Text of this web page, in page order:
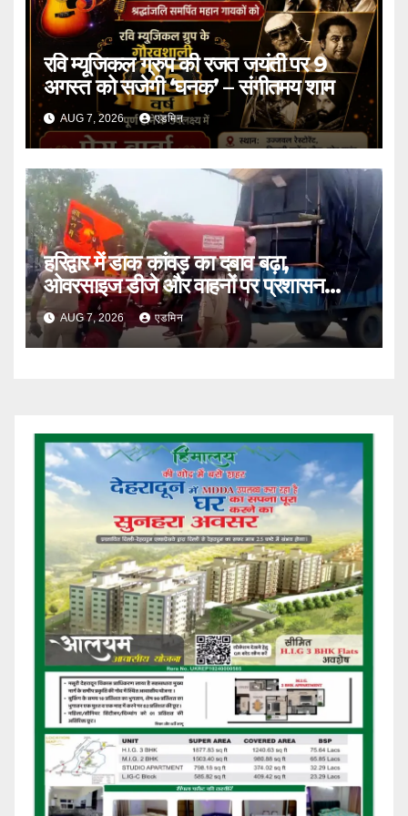
रवि म्यूजिकल ग्रुप की रजत जयंती पर 9
अगस्त को सजेगी ‘घनक’ – संगीतमय शाम
AUG 7, 2026 एडमिन
हरिद्वार में डाक कांवड़ का दबाव बढ़ा,
ओवरसाइज डीजे और वाहनों पर प्रशासन
सख्तAUG 7, 2026 एडमिन